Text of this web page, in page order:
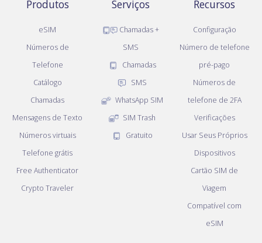
Produtos
eSIM
Números de
Telefone
Catálogo
Chamadas
Mensagens de Texto
Números virtuais
Telefone grátis
Free Authenticator
Crypto Traveler
Serviços
Chamadas +
SMS
Chamadas
SMS
WhatsApp SIM
SIM Trash
Gratuito
Recursos
Configuração
Número de telefone
pré-pago
Números de
telefone de 2FA
Verificações
Usar Seus Próprios
Dispositivos
Cartão SIM de
Viagem
Compatível com
eSIM